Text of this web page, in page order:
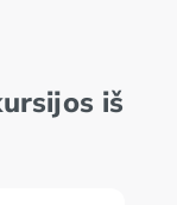
iš